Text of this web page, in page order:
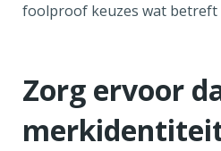
foolproof keuzes wat betreft
Zorg ervoor